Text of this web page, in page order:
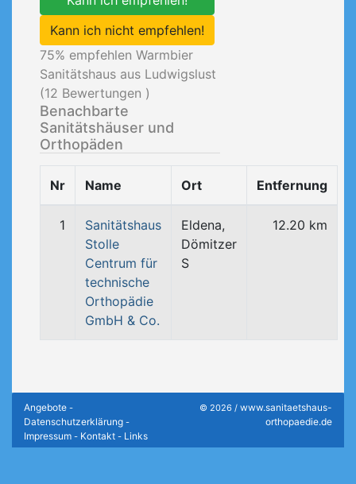
Kann ich nicht empfehlen!
75% empfehlen Warmbier
Sanitätshaus aus Ludwigslust
(12 Bewertungen )
Benachbarte
Sanitätshäuser und
Orthopäden
Nr Name Ort Entfernung
1
Sanitätshaus
Stolle
Centrum für
technische
Orthopädie
GmbH & Co.
Eldena,
Dömitzer
S
12.20 km
Angebote -
Datenschutzerklärung -
Impressum - Kontakt - Links
© 2026 / www.sanitaetshaus-
orthopaedie.de